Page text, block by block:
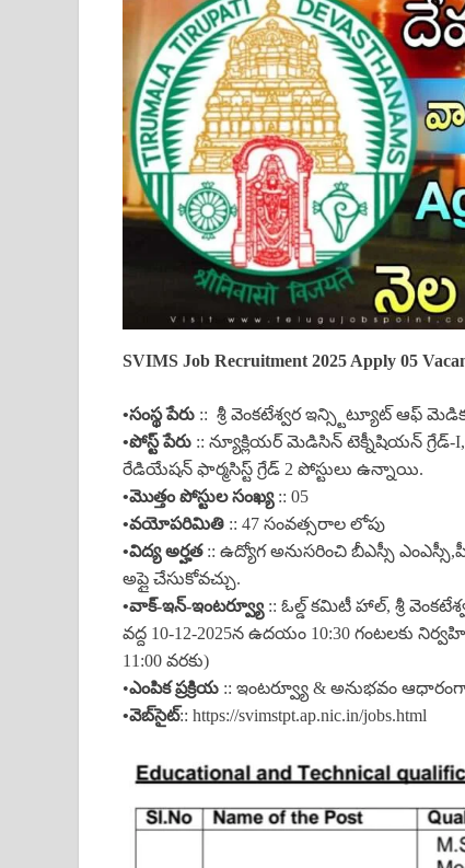
SVIMS Job Recruitment 2025 Apply 05
•సంస్థ పేరు :: శ్రీ వెంకటేశ్వర ఇన్స్టిట్యూట్ ఆఫ్
•పోస్ట్ పేరు :: న్యూక్లియర్ మెడిసిన్ టెక్నీషియన్
రేడియేషన్ ఫార్మసిస్ట్ గ్రేడ్ 2 పోస్టులు ఉన్నాయి.
•మొత్తం పోస్టుల సంఖ్య:: 05
•వయోపరిమితి :: 47 సంవత్సరాల లోపు
•విద్య అర్హత:: ఉద్యోగ అనుసరించి బీఎస్సీ
అప్లై చేసుకోవచ్చు.
•వాక్-ఇన్-ఇంటర్వ్యూ :: ఓల్డ్ కమిటీ హాల్, శ్రీ
వద్ద 10-12-2025న ఉదయం 10:30 గంటలకు
11:00 వరకు)
•ఎంపిక ప్రక్రియ :: ఇంటర్వ్యూ & అనుభవం
•వెబ్‌సైట్:: https://svimstpt.ap.nic.in/jobs.html